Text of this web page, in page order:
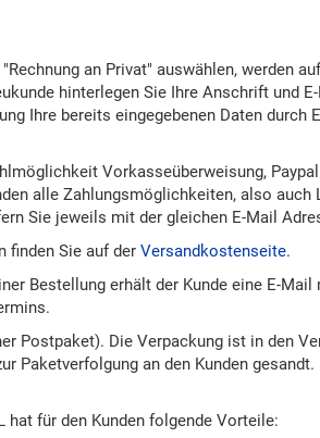
an Privat" auswählen, werden
hinterlegen Sie Ihre Anschrift und
Ihre bereits eingegebenen Daten durch
Vorkasseüberweisung,
alle Zahlungsmöglichkeiten, also auch
Sie jeweils mit der gleichen E-Mail
finden Sie auf der Versandkostenseite.
Bestellung erhält der Kunde eine E-
Postpaket). Die Verpackung ist in den
Paketverfolgung an den Kunden
hat für den Kunden folgende Vorteile: